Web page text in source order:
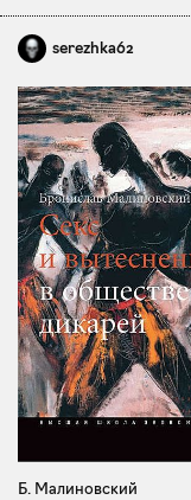
serezhka62
Б. Малиновский